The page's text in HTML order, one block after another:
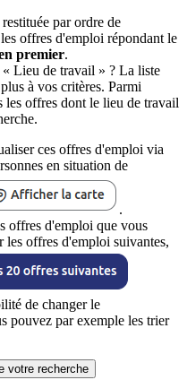
par ordre de
offres d'emploi répondant le
premier.
Lieu de travail » ? La liste
à vos critères. Parmi
les offres dont le lieu de travail
ces offres d'emploi via
en situation de
.
offres d'emploi que vous
les offres d'emploi suivantes,
de changer le
pouvez par exemple les trier
votre recherche